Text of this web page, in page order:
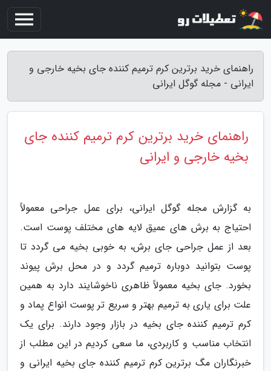
راهنمای خرید برترین کرم ترمیم کننده جای بخیه خارجی و
ایرانی - مجله گوگل ایرانی
راهنمای خرید برترین کرم ترمیم کننده جای
بخیه خارجی و ایرانی
به گزارش مجله گوگل ایرانی، برای عمل جراحی معمولاً
احتیاج به برش های عمیق لایه های مختلف پوست است.
بعد از عمل جراحی جای برش، به خوبی بخیه می گردد تا
پوست بتوانید دوباره ترمیم گردد و در محل برش پیوند
بخورد. جای بخیه معمولاً ظاهری ناخوشایند دارد به همین
علت برای یاری به ترمیم بهتر و سریع تر پوست انواع پماد و
کرم ترمیم کننده جای بخیه در بازار وجود دارند. برای یک
انتخاب مناسب و کاربردی، ما سعی کردیم در این مطلب از
خبرنگاران مگ برترین کرم ترمیم کننده جای بخیه ایرانی و